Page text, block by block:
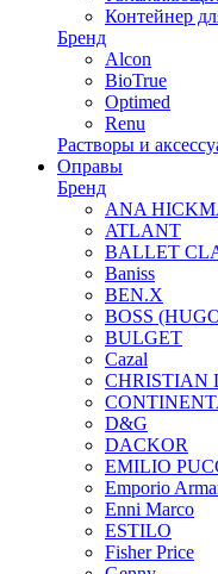
Контейнер
Бренд
Alcon
BioTrue
Optimed
Renu
Растворы и
Оправы
Бренд
ANA
ATLANT
BALLET
Baniss
BEN.X
BOSS
BULGET
Cazal
CHRISTIAN
D&G
DACKOR
EMILIO
Emporio
Enni Marco
ESTILO
Fisher Price